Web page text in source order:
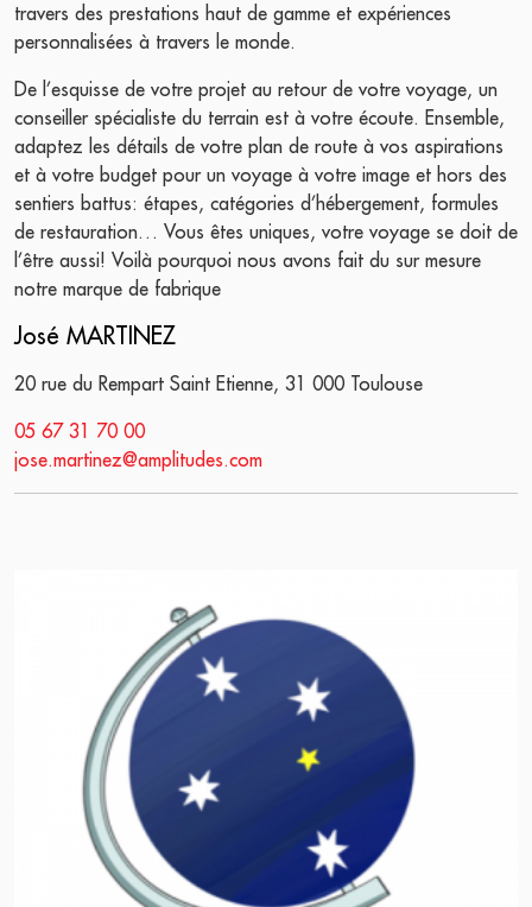
travers des prestations haut de gamme et expériences
personnalisées à travers le monde.
De l’esquisse de votre projet au retour de votre voyage, un
conseiller spécialiste du terrain est à votre écoute. Ensemble,
adaptez les détails de votre plan de route à vos aspirations
et à votre budget pour un voyage à votre image et hors des
sentiers battus: étapes, catégories d’hébergement, formules
de restauration… Vous êtes uniques, votre voyage se doit de
l’être aussi! Voilà pourquoi nous avons fait du sur mesure
notre marque de fabrique
José MARTINEZ
20 rue du Rempart Saint Etienne, 31 000 Toulouse
05 67 31 70 00
jose.martinez@amplitudes.com